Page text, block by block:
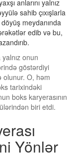
anlarını yalnız
sahib çıxışlarla
meydanında
edib və bu,
onun
göstərdiyi
olunur. O, həm
tarixindəki
boks karyerasının
biri etdi.
Yönlər